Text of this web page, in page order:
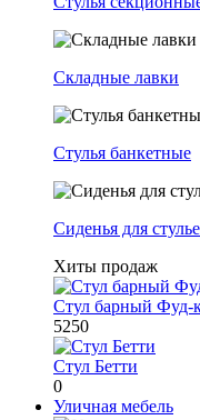
Складные лавки
Стулья банкетные
Сиденья для
Хиты продаж
Стул барный Фуд-
5250
Стул Бетти
0
Уличная мебель